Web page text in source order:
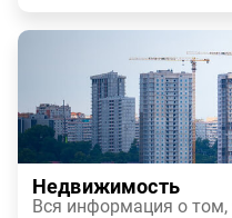
Недвижимость
Вся информация о том,